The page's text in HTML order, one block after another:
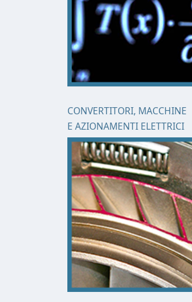
CONVERTITORI, MACCHINE
E AZIONAMENTI ELETTRICI